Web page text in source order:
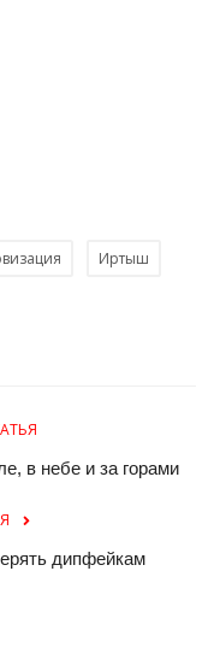
Иртыш
в небе и за горами
дипфейкам